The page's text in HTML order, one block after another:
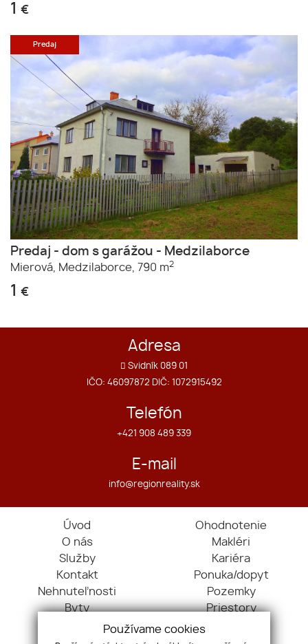
1 €
Predaj
Predaj - dom s garážou - Medzilaborce
Mierová, Medzilaborce, 790 m2
1 €
Adresa
Svidník 089 01
IČO: 46097872 DIČ: 1072915492
Telefón
+421 908 489 339
E-mail
info@regionreality.sk
Úvod
O nás
Služby
Kontakt
Ohodnotenie
Makléri
Kariéra
Ponuka/dopyt
Nehnuteľnosti
Byty
Objekty
Pozemky
Priestory
Používame cookies